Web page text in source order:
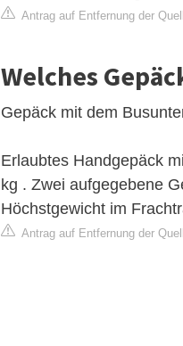
Antrag auf Entfernung der
Welches
Gepäck mit dem
Erlaubtes Handgepäck
kg . Zwei aufgegebene
Höchstgewicht im
Antrag auf Entfernung der